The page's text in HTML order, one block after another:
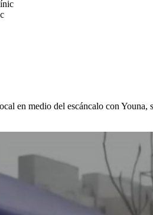
en medio del escáncalo con